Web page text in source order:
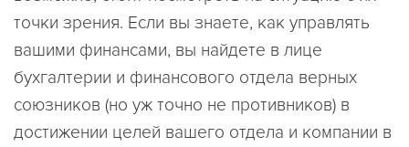
точки зрения. Если вы знаете, как управлять
вашими финансами, вы найдете в лице
бухгалтерии и финансового отдела верных
союзников (но уж точно не противников) в
достижении целей вашего отдела и компании в